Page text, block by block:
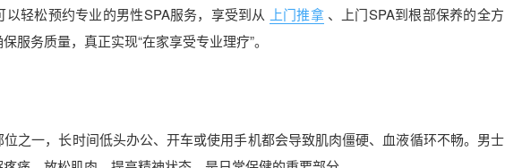
轻松预约专业的男性SPA服务，享受到从 上门推拿 、上门SPA到根部保养的全方
服务质量，真正实现“在家享受专业理疗”。
之一，长时间低头办公、开车或使用手机都会导致肌肉僵硬、血液循环不畅。男士